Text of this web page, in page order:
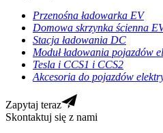
Przenośna ładowarka EV
Domowa skrzynka ścienna
Stacja ładowania DC
Moduł ładowania pojazdów
Tesla i CCS1 i CCS2
Akcesoria do pojazdów
Zapytaj teraz
Skontaktuj się z nami